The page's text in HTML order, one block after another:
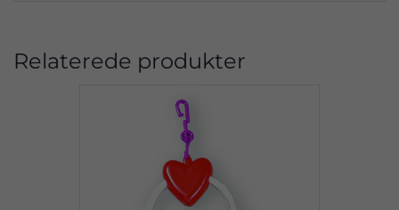
Relaterede produkter